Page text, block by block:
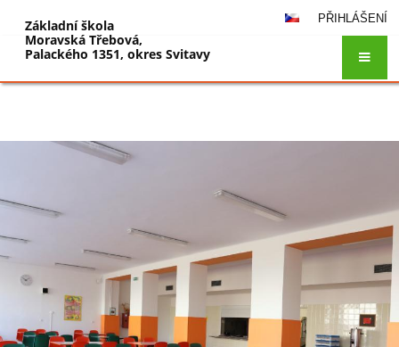
PŘIHLÁŠENÍ
Základní škola
Moravská Třebová,
Palackého 1351, okres Svitavy
stránka